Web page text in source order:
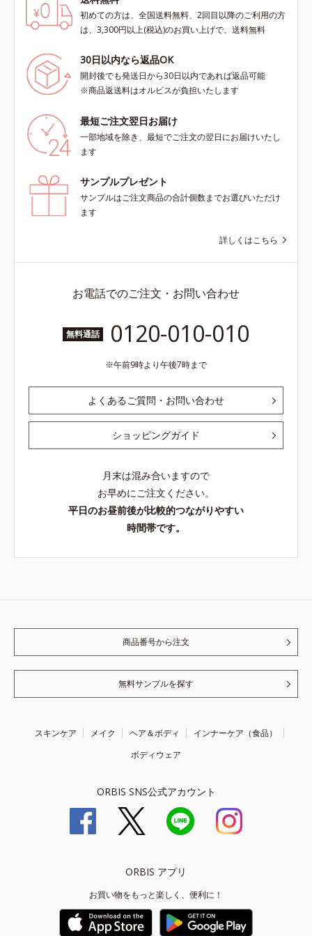
初めての方は、全国送料無料、2回目以降のご利用の方
は、3,300円以上(税込)のお買い上げで、送料無料
30日以内なら返品OK
開封後でも発送日から30日以内であれば返品可能
※商品返送料はオルビスが負担いたします
最短ご注文翌日お届け
一部地域を除き、最短でご注文の翌日にお届けいたし
ます
サンプルプレゼント
サンプルはご注文商品の合計個数までお選びいただけ
ます
詳しくはこちら
お電話でのご注文・お問い合わせ
無料通話 0120-010-010
午前9時より午後7時まで
よくあるご質問・お問い合わせ
ショッピングガイド
月末は混み合いますので
お早めにご注文ください。
平日のお昼前後が比較的つながりやすい
時間帯です。
商品番号から注文
無料サンプルを探す
スキンケア メイク ヘア＆ボディ
インナーケア（食品）
ボディウェア
ORBIS SNS公式アカウント
ORBIS アプリ
お買い物をもっと楽しく、便利に！